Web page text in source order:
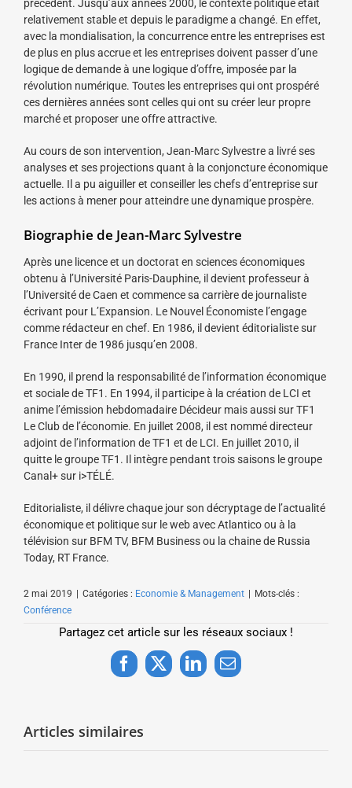
précédent. Jusqu’aux années 2000, le contexte politique était
relativement stable et depuis le paradigme a changé. En effet,
avec la mondialisation, la concurrence entre les entreprises est
de plus en plus accrue et les entreprises doivent passer d’une
logique de demande à une logique d’offre, imposée par la
révolution numérique. Toutes les entreprises qui ont prospéré
ces dernières années sont celles qui ont su créer leur propre
marché et proposer une offre attractive.
Au cours de son intervention, Jean-Marc Sylvestre a livré ses
analyses et ses projections quant à la conjoncture économique
actuelle. Il a pu aiguiller et conseiller les chefs d’entreprise sur
les actions à mener pour atteindre une dynamique prospère.
Biographie de Jean-Marc Sylvestre
Après une licence et un doctorat en sciences économiques
obtenu à l’Université Paris-Dauphine, il devient professeur à
l’Université de Caen et commence sa carrière de journaliste
écrivant pour L’Expansion. Le Nouvel Économiste l’engage
comme rédacteur en chef. En 1986, il devient éditorialiste sur
France Inter de 1986 jusqu’en 2008.
En 1990, il prend la responsabilité de l’information économique
et sociale de TF1. En 1994, il participe à la création de LCI et
anime l’émission hebdomadaire Décideur mais aussi sur TF1
Le Club de l’économie. En juillet 2008, il est nommé directeur
adjoint de l’information de TF1 et de LCI. En juillet 2010, il
quitte le groupe TF1. Il intègre pendant trois saisons le groupe
Canal+ sur i>TÉLÉ.
Editorialiste, il délivre chaque jour son décryptage de l’actualité
économique et politique sur le web avec Atlantico ou à la
télévision sur BFM TV, BFM Business ou la chaine de Russia
Today, RT France.
2 mai 2019 Catégories : Economie & Management
Mots-clés :
Conférence
Partagez cet article sur les réseaux sociaux !
Facebook
X LinkedInEmail
Articles similaires